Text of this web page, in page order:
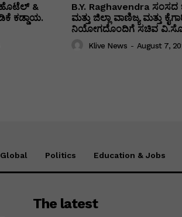
ಹೊಟೆಲ್ &
ಕಡ್ಡಾಯ.
B.Y. Raghavendra ಸಂಸದ
ಮತ್ತು ಜಿಲ್ಲಾ ವಾಣಿಜ್ಯ ಮತ್ತು
ನಿಯೋಗದೊಂದಿಗೆ ಸಚಿವ
Klive News - August 7,
Global Politics Education & Jobs
The latest